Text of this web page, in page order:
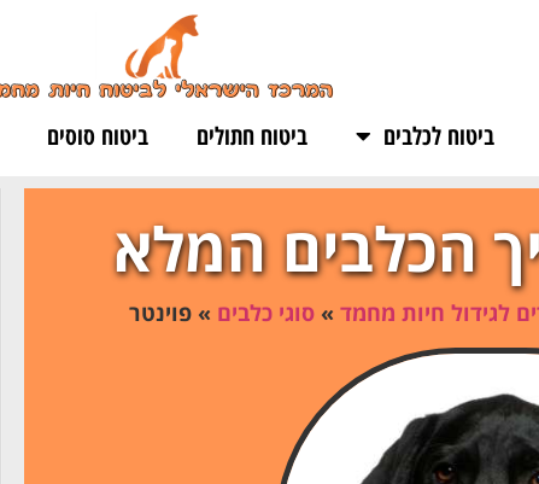
ביטוח לכלבים ביטוח חתולים ביטוח סוסים
הכלבים המלא
לגידול חיות מחמד» סוגי כלבים » פוינטר